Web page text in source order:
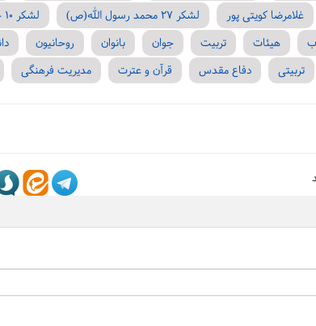
غلامرضا کویتی پور لشکر 27 محمد رسول الله(ص)
لشکر 10 حضرت سیدالشهدا(ع)
هیئات تربیت جوان بانوان روحانیون
تربیتی دفاع مقدس قرآن و عترت مدیریت فرهنگی